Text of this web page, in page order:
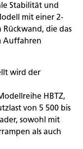
Stabilität und
mit einer 2-
die das
Auffahren
wird der
HBTZ,
von 5 500 bis
sowohl mit
als auch